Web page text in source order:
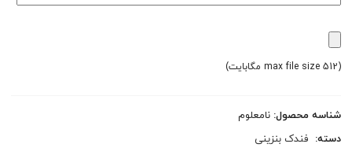
(max file size 512 مگابایت)
شناسه محصول:نامعلوم
دسته: فندک بنزینی